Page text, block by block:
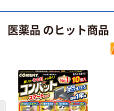
医薬品 のヒット商品
本気プライス
￥374~ （税込）
オリジナル